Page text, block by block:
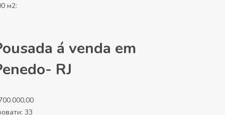
м2:
á venda em
RJ
33